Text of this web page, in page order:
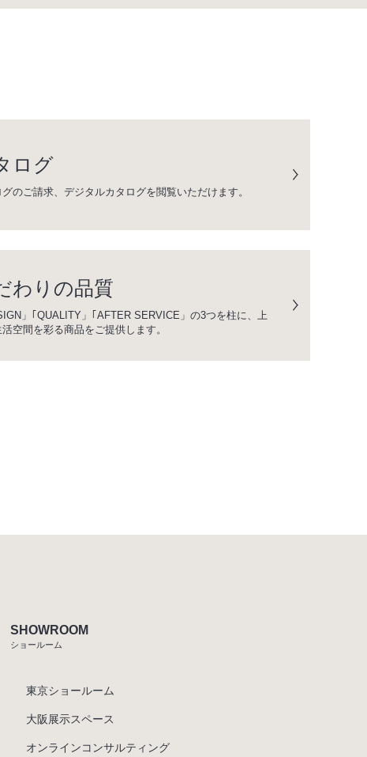
ログ
グのご請求、デジタルカタログを閲覧いただけます。
わりの品質
」｢QUALITY」｢AFTER SERVICE」の3つを柱に、上
空間を彩る商品をご提供します。
SHOWROOM
ショールーム
東京ショールーム
大阪展示スペース
オンラインコンサルティング